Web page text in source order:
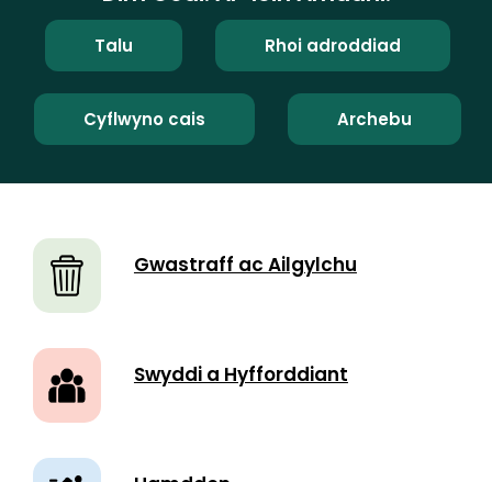
Talu Rhoi adroddiad
Cyflwyno cais Archebu
Gwastraff ac Ailgylchu
Swyddi a Hyfforddiant